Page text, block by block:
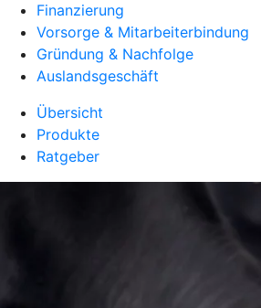
Finanzierung
Vorsorge & Mitarbeiterbindung
Gründung & Nachfolge
Auslandsgeschäft
Übersicht
Produkte
Ratgeber